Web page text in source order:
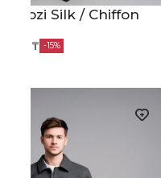
Silk / Chiffon
000 ₸ 15